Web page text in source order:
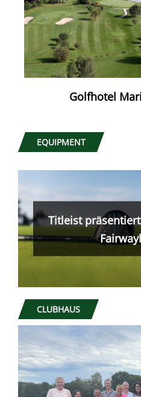
Golfhotel
EQUIPMENT
Was nicht
CLUBHAUS